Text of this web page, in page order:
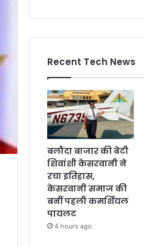
Recent Tech News
बलौदा बाजार की बेटी
शिवांशी केसरवानी ने
रचा इतिहास,
केसरवानी समाज की
बनीं पहली कमर्शियल
पायलट
4 hours ago